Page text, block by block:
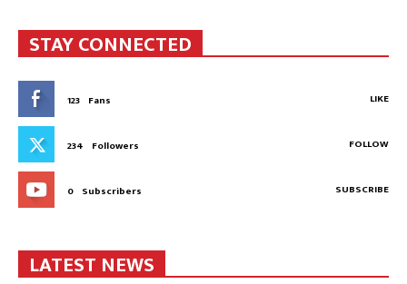
STAY CONNECTED
123 Fans LIKE
234 Followers FOLLOW
0 Subscribers SUBSCRIBE
LATEST NEWS